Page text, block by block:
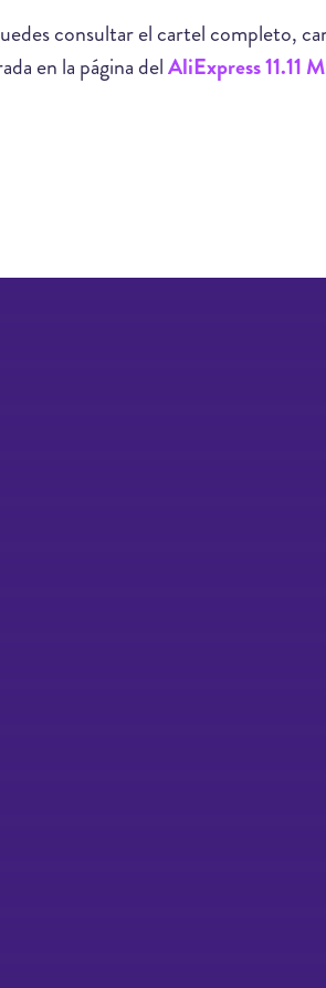
consultar el cartel completo,
en la página delAliExpress 11.11